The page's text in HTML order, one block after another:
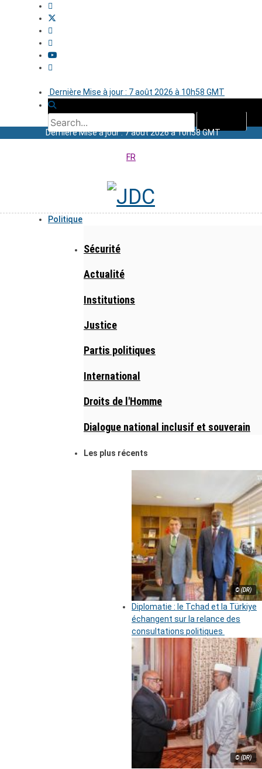
Dernière Mise à jour : 7 août 2026 à 10h58 GMT
Dernière Mise à jour : 7 août 2026 à 10h58 GMT
FR
Politique
Sécurité
Actualité
Institutions
Justice
Partis politiques
International
Droits de l'Homme
Dialogue national inclusif et souverain
Les plus récents
© (DR)
Diplomatie : le Tchad et la Türkiye
échangent sur la relance des
consultations politiques
© (DR)